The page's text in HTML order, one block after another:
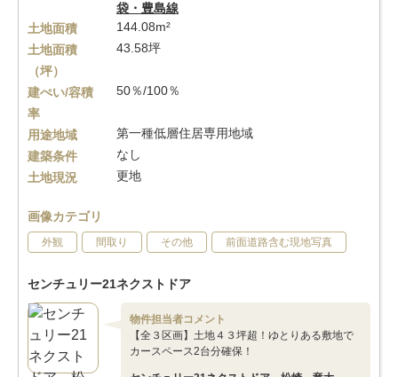
袋・豊島線
土地面積
144.08m²
土地面積
（坪）
43.58坪
建ぺい/容積
率
50％/100％
用途地域
第一種低層住居専用地域
建築条件
なし
土地現況
更地
画像カテゴリ
外観 間取り その他 前面道路含む現地写真
センチュリー21ネクストドア
物件担当者コメント
【全３区画】土地４３坪超！ゆとりある敷地で
カースペース2台分確保！